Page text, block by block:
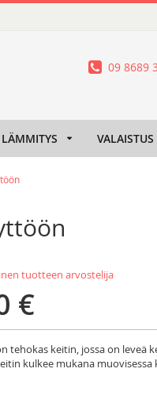
09 8689
LÄMMITYS VALAISTUS
tuotteen arvostelija
€
tehokas keitin, jossa on
kulkee mukana muovisessa